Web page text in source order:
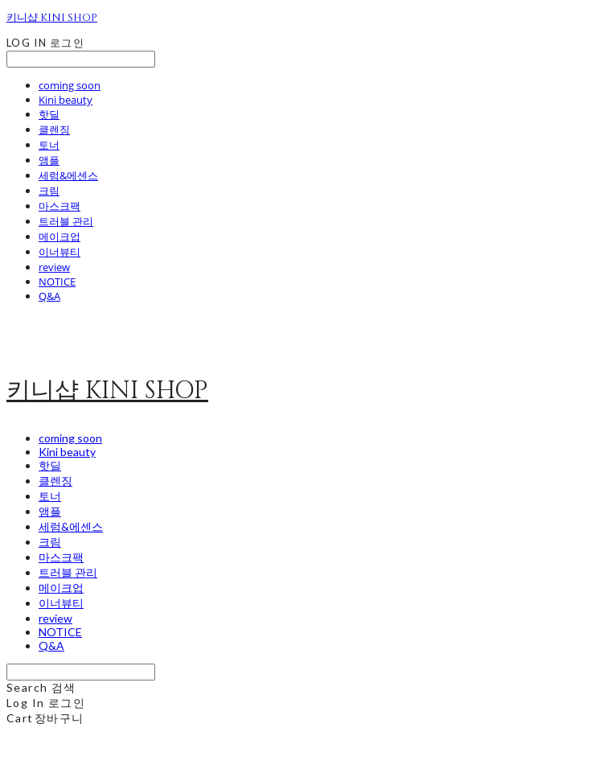
키니샵 KINI SHOP
LOG IN 로그인
coming soon
Kini beauty
핫딜
클렌징
토너
앰플
세럼&에센스
크림
마스크팩
트러블 관리
메이크업
이너뷰티
review
NOTICE
Q&A
키니샵 KINI SHOP
coming soon
Kini beauty
핫딜
클렌징
토너
앰플
세럼&에센스
크림
마스크팩
트러블 관리
메이크업
이너뷰티
review
NOTICE
Q&A
Search 검색
Log In 로그인
Cart 장바구니